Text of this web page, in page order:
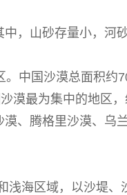
，山砂存量小，河
中国沙漠总面积约
漠最为集中的地区
、腾格里沙漠、乌
海区域，以沙堤、